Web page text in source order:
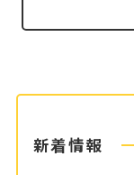
新着情報